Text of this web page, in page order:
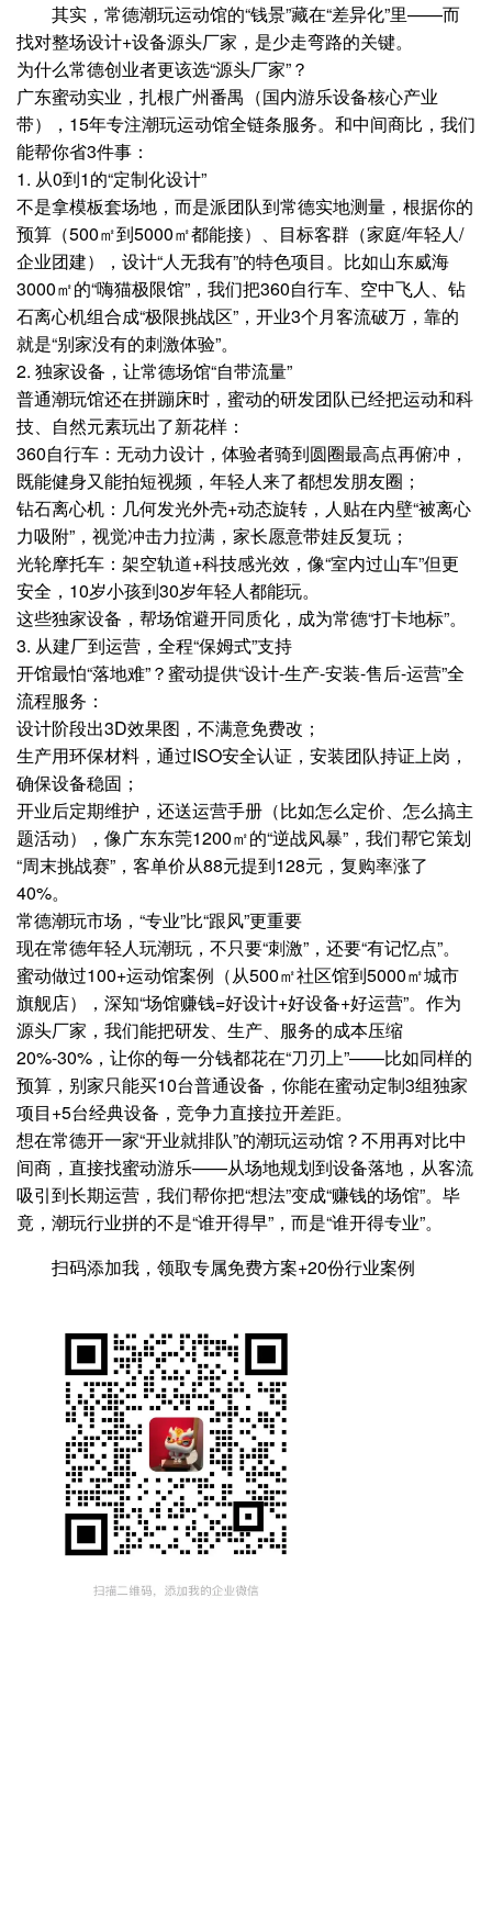
其实，常德潮玩运动馆的“钱景”藏在“差异化”里——而
找对整场设计+设备源头厂家，是少走弯路的关键。
为什么常德创业者更该选“源头厂家”？
广东蜜动实业，扎根广州番禺（国内游乐设备核心产业
带），15年专注潮玩运动馆全链条服务。和中间商比，我们
能帮你省3件事：
1. 从0到1的“定制化设计”
不是拿模板套场地，而是派团队到常德实地测量，根据你的
预算（500㎡到5000㎡都能接）、目标客群（家庭/年轻人/
企业团建），设计“人无我有”的特色项目。比如山东威海
3000㎡的“嗨猫极限馆”，我们把360自行车、空中飞人、钻
石离心机组合成“极限挑战区”，开业3个月客流破万，靠的
就是“别家没有的刺激体验”。
2. 独家设备，让常德场馆“自带流量”
普通潮玩馆还在拼蹦床时，蜜动的研发团队已经把运动和科
技、自然元素玩出了新花样：
360自行车：无动力设计，体验者骑到圆圈最高点再俯冲，
既能健身又能拍短视频，年轻人来了都想发朋友圈；
钻石离心机：几何发光外壳+动态旋转，人贴在内壁“被离心
力吸附”，视觉冲击力拉满，家长愿意带娃反复玩；
光轮摩托车：架空轨道+科技感光效，像“室内过山车”但更
安全，10岁小孩到30岁年轻人都能玩。
这些独家设备，帮场馆避开同质化，成为常德“打卡地标”。
3. 从建厂到运营，全程“保姆式”支持
开馆最怕“落地难”？蜜动提供“设计-生产-安装-售后-运营”全
流程服务：
设计阶段出3D效果图，不满意免费改；
生产用环保材料，通过ISO安全认证，安装团队持证上岗，
确保设备稳固；
开业后定期维护，还送运营手册（比如怎么定价、怎么搞主
题活动），像广东东莞1200㎡的“逆战风暴”，我们帮它策划
“周末挑战赛”，客单价从88元提到128元，复购率涨了
40%。
常德潮玩市场，“专业”比“跟风”更重要
现在常德年轻人玩潮玩，不只要“刺激”，还要“有记忆点”。
蜜动做过100+运动馆案例（从500㎡社区馆到5000㎡城市
旗舰店），深知“场馆赚钱=好设计+好设备+好运营”。作为
源头厂家，我们能把研发、生产、服务的成本压缩
20%-30%，让你的每一分钱都花在“刀刃上”——比如同样的
预算，别家只能买10台普通设备，你能在蜜动定制3组独家
项目+5台经典设备，竞争力直接拉开差距。
想在常德开一家“开业就排队”的潮玩运动馆？不用再对比中
间商，直接找蜜动游乐——从场地规划到设备落地，从客流
吸引到长期运营，我们帮你把“想法”变成“赚钱的场馆”。毕
竟，潮玩行业拼的不是“谁开得早”，而是“谁开得专业”。
扫码添加我，领取专属免费方案+20份行业案例